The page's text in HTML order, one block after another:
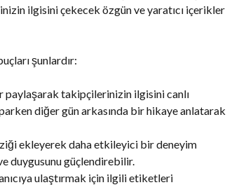
ilgisini çekecek özgün ve yaratıcı içerikler
şunlardır:
takipçilerinizin ilgisini canlı
diğer gün arkasında bir hikaye anlatarak
ekleyerek daha etkileyici bir deneyim
duygusunu güçlendirebilir.
ulaştırmak için ilgili etiketleri